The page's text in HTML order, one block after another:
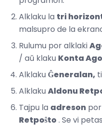
Alklaku la tri
malsupro de la
Rulumu por alklaki
/ aŭ klaku Konta
Alklaku Ĝeneralan,
Alklaku Aldonu
Tajpu la adreson
Retpoŝto. Se vi